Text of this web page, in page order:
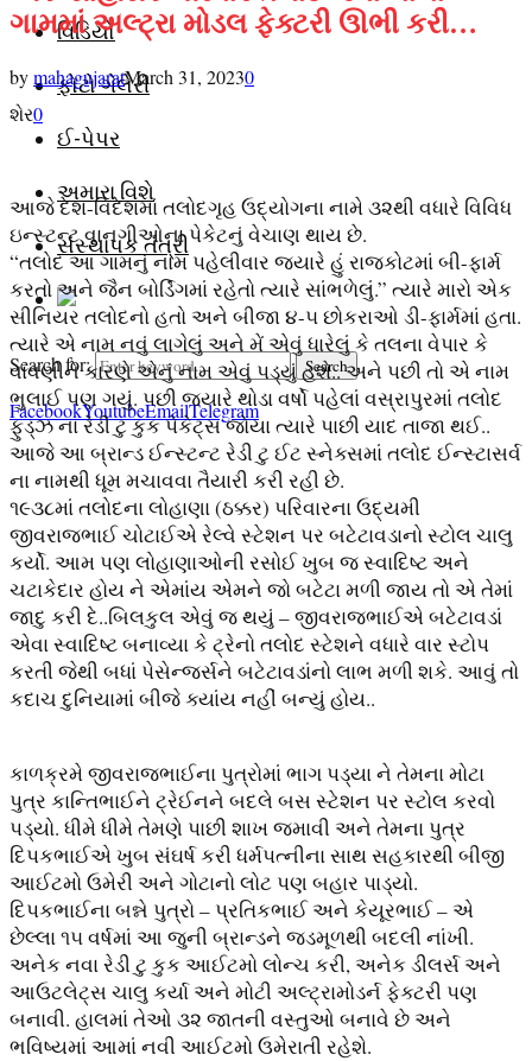
વિડિયો
ફોટો ગેલેરી
ઈ-પેપર
અમારા વિશે
સંસ્થાપક તંત્રી
Search for: Search
FacebookYoutubeEmailTelegram
ગામમાં અલ્ટ્રા મોડલ ફેક્ટરી ઊભી કરી…
bymahagujaratMarch 31, 20230
શેર0
આજે દેશ-વિદેશમાં તલોદગૃહ ઉદ્યોગના નામે ૩૨થી વધારે વિવિધ
ઇન્સ્ટન્ટ વાનગીઓના પેકેટનું વેચાણ થાય છે.
“તલોદ આ ગામનું નામ પહેલીવાર જ્યારે હું રાજકોટમાં બી-ફાર્મ
કરતો અને જૈન બોર્ડિંગમાં રહેતો ત્યારે સાંભળેલું.” ત્યારે મારો એક
સીનિયર તલોદનો હતો અને બીજા ૪-૫ છોકરાઓ ડી-ફાર્મમાં હતા.
ત્યારે એ નામ નવું લાગેલું અને મેં એવું ધારેલું કે તલના વેપાર કે
વાવણીને કારણે એનું નામ એવું પડ્યું હશે.. અને પછી તો એ નામ
ભુલાઈ પણ ગયું. પછી જ્યારે થોડા વર્ષો પહેલાં વસ્રાપુરમાં તલોદ
ફુડ્ઝ ના રેડી ટુ કુક પેકેટ્સ જોયા ત્યારે પાછી યાદ તાજા થઈ..
આજે આ બ્રાન્ડ ઈન્સ્ટન્ટ રેડી ટુ ઈટ સ્નેક્સમાં તલોદ ઈન્સ્ટાસર્વ
ના નામથી ધૂમ મચાવવા તૈયારી કરી રહી છે.
૧૯૩૮માં તલોદના લોહાણા (ઠક્કર) પરિવારના ઉદ્યમી
જીવરાજભાઈ ચોટાઈએ રેલ્વે સ્ટેશન પર બટેટાવડાનો સ્ટોલ ચાલુ
કર્યો. આમ પણ લોહાણાઓની રસોઈ ખુબ જ સ્વાદિષ્ટ અને
ચટાકેદાર હોય ને એમાંય એમને જો બટેટા મળી જાય તો એ તેમાં
જાદુ કરી દે..બિલકુલ એવું જ થયું – જીવરાજભાઈએ બટેટાવડાં
એવા સ્વાદિષ્ટ બનાવ્યા કે ટ્રેનો તલોદ સ્ટેશને વધારે વાર સ્ટોપ
કરતી જેથી બધાં પેસેન્જર્સને બટેટાવડાંનો લાભ મળી શકે. આવું તો
કદાચ દુનિયામાં બીજે ક્યાંય નહીં બન્યું હોય..
કાળક્રમે જીવરાજભાઈના પુત્રોમાં ભાગ પડ્યા ને તેમના મોટા
પુત્ર કાન્તિભાઈને ટ્રેઈનને બદલે બસ સ્ટેશન પર સ્ટોલ કરવો
પડ્યો. ધીમે ધીમે તેમણે પાછી શાખ જમાવી અને તેમના પુત્ર
દિપકભાઈએ ખુબ સંઘર્ષ કરી ધર્મપત્નીના સાથ સહકારથી બીજી
આઈટમો ઉમેરી અને ગોટાનો લોટ પણ બહાર પાડ્યો.
દિપકભાઈના બન્ને પુત્રો – પ્રતિકભાઈ અને કેયૂરભાઈ – એ
છેલ્લા ૧૫ વર્ષમાં આ જુની બ્રાન્ડને જડમૂળથી બદલી નાંખી.
અનેક નવા રેડી ટુ કુક આઈટમો લોન્ચ કરી, અનેક ડીલર્સ અને
આઉટલેટ્સ ચાલુ કર્યા અને મોટી અલ્ટ્રામોડર્ન ફેક્ટરી પણ
બનાવી. હાલમાં તેઓ ૩૨ જાતની વસ્તુઓ બનાવે છે અને
ભવિષ્યમાં આમાં નવી આઈટમો ઉમેરાતી રહેશે.